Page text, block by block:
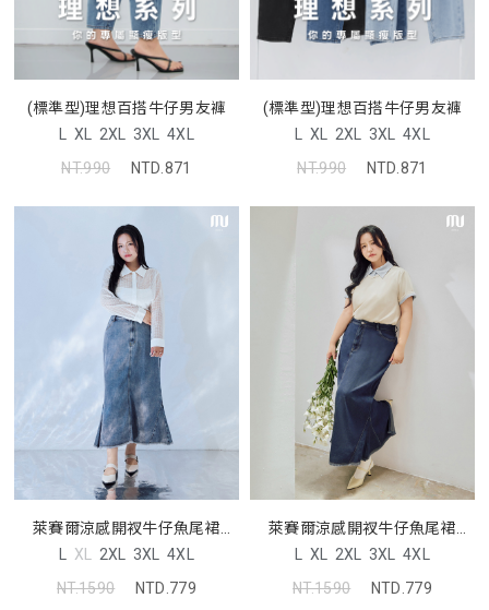
(標準型)理想百搭牛仔男友褲
L XL 2XL 3XL 4XL
NT.990
NTD.871
(標準型)理想百搭牛仔男友褲
L XL 2XL 3XL 4XL
NT.990
NTD.871
萊賽爾涼感開衩牛仔魚尾裙
MORE U 中大尺碼裙子
L XL 2XL 3XL 4XL
NT.1590
NTD.779
萊賽爾涼感開衩牛仔魚尾裙
MORE U 中大尺碼裙子
L XL 2XL 3XL 4XL
NT.1590
NTD.779